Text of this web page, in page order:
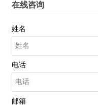
在线咨询
姓名
电话
邮箱